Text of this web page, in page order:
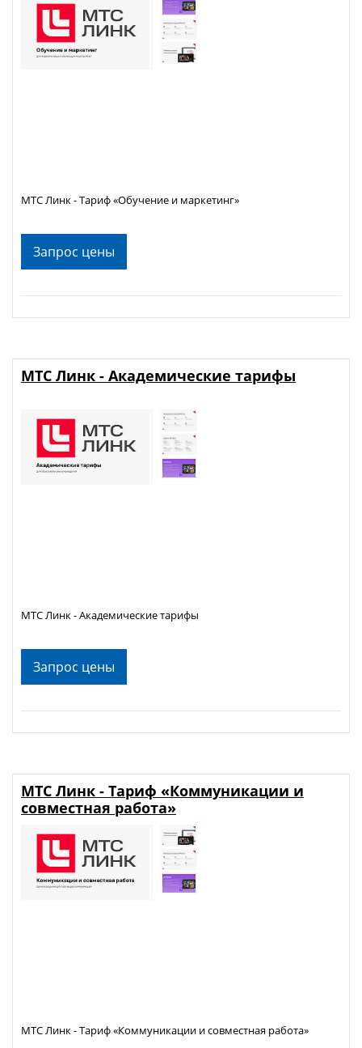
Запрос цены
МТС Линк - Тариф «Обучение и маркетинг»
Запрос цены
МТС Линк - Академические тарифы
МТС Линк - Академические тарифы
МТС Линк - Тариф «Коммуникации и
совместная работа»
МТС Линк - Тариф «Коммуникации и совместная работа»